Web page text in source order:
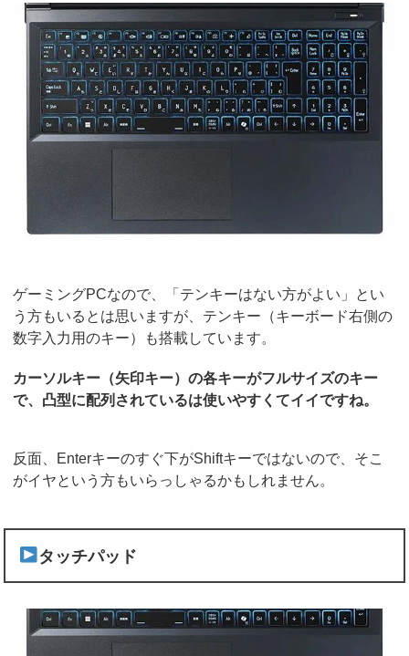
ゲーミングPCなので、「テンキーはない方がよい」とい
う方もいるとは思いますが、テンキー（キーボード右側の
数字入力用のキー）も搭載しています。
カーソルキー（矢印キー）の各キーがフルサイズのキー
で、凸型に配列されているは使いやすくてイイですね。
反面、Enterキーのすぐ下がShiftキーではないので、そこ
がイヤという方もいらっしゃるかもしれません。
タッチパッド